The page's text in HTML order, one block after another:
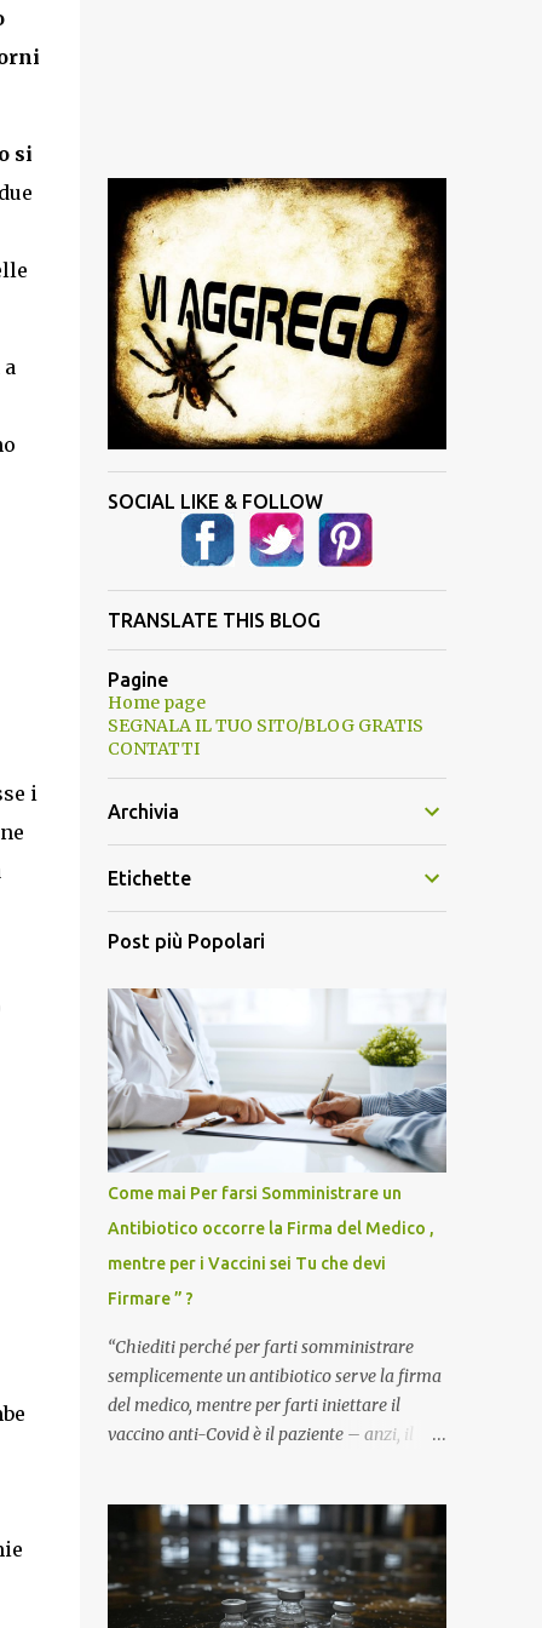
si
i
SOCIAL LIKE & FOLLOW
TRANSLATE THIS BLOG
Pagine
Home page
SEGNALA IL TUO SITO/BLOG GRATIS
CONTATTI
Archivia
Etichette
Post più Popolari
Come mai Per farsi Somministrare un
Antibiotico occorre la Firma del Medico ,
mentre per i Vaccini sei Tu che devi
Firmare ” ?
“Chiediti perché per farti somministrare
semplicemente un antibiotico serve la firma
del medico, mentre per farti iniettare il
vaccino anti-Covid è il paziente – anzi, il
domanda tanto semplice quanto devastante
quella posta dal dottor Andrea Stramezzi,
medico, che ha curato migliaia di pazienti
durante la pandemia. Un interrogativo che